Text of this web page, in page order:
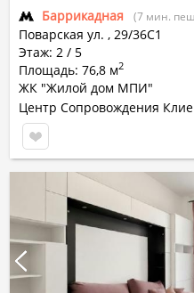
Баррикадная (7 мин.
Поварская ул. , 29/36С1
Этаж: 2 / 5
Площадь: 76,8 м2
ЖК "Жилой дом МПИ"
Центр Сопровождения